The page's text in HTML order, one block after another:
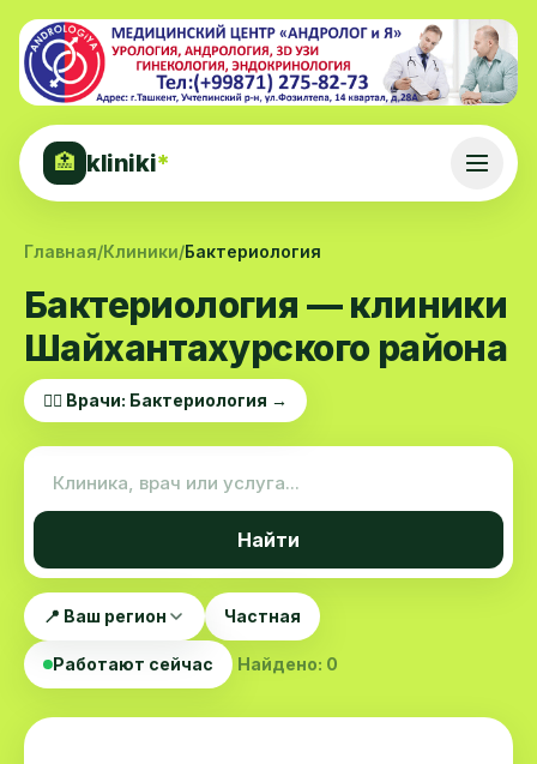
🏥 kliniki*
Главная/Клиники/Бактериология
Бактериология — клиники
Шайхантахурского района
👨‍⚕️ Врачи: Бактериология →
Найти
📍 Ваш регион Частная
Работают сейчас Найдено: 0